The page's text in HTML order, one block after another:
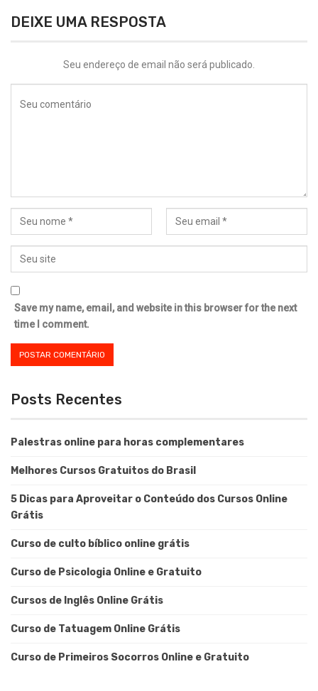
DEIXE UMA RESPOSTA
Seu endereço de email não será publicado.
Save my name, email, and website in this browser for the next
time I comment.
Posts Recentes
Palestras online para horas complementares
Melhores Cursos Gratuitos do Brasil
5 Dicas para Aproveitar o Conteúdo dos Cursos Online
Grátis
Curso de culto bíblico online grátis
Curso de Psicologia Online e Gratuito
Cursos de Inglês Online Grátis
Curso de Tatuagem Online Grátis
Curso de Primeiros Socorros Online e Gratuito